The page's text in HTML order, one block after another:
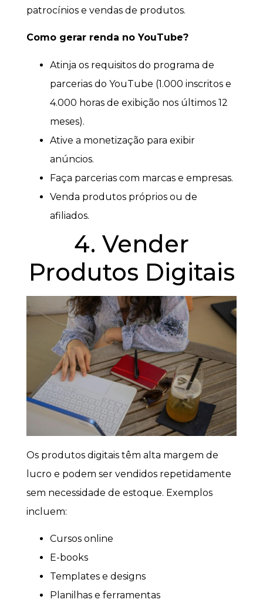
patrocínios e vendas de produtos.
Como gerar renda no YouTube?
Atinja os requisitos do programa de
parcerias do YouTube (1.000 inscritos e
4.000 horas de exibição nos últimos 12
meses).
Ative a monetização para exibir
anúncios.
Faça parcerias com marcas e empresas.
Venda produtos próprios ou de
afiliados.
4. Vender
Produtos Digitais
Os produtos digitais têm alta margem de
lucro e podem ser vendidos repetidamente
sem necessidade de estoque. Exemplos
incluem:
Cursos online
E-books
Templates e designs
Planilhas e ferramentas